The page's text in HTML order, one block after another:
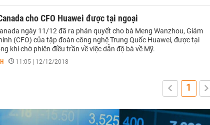
cho CFO Huawei được tại ngoại
ngày 11/12 đã ra phán quyết cho bà Meng Wanzhou, Giám
(CFO) của tập đoàn công nghệ Trung Quốc Huawei, được tại
khi chờ phiên điều trần về việc dẫn độ bà về Mỹ.
- 11:05 | 12/12/2018
1